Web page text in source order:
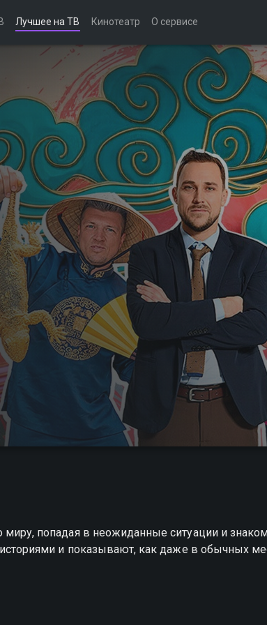
Лучшее на ТВ Кинотеатр О сервисе
попадая в неожиданные ситуации и
и показывают, как даже в обычных